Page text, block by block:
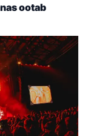
ootab